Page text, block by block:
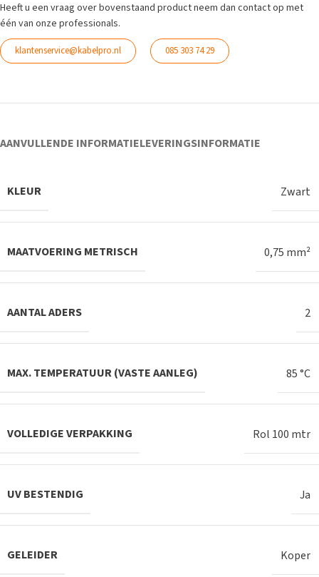
Heeft u een vraag over bovenstaand product neem dan contact op met
één van onze professionals.
klantenservice@kabelpro.nl 085 303 74 29
AANVULLENDE INFORMATIELEVERINGSINFORMATIE
KLEUR Zwart
MAATVOERING METRISCH 0,75 mm²
AANTAL ADERS 2
MAX. TEMPERATUUR (VASTE AANLEG) 85 °C
VOLLEDIGE VERPAKKING Rol 100 mtr
UV BESTENDIG Ja
GELEIDER Koper